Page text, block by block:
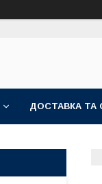
ДОСТАВКА ТА